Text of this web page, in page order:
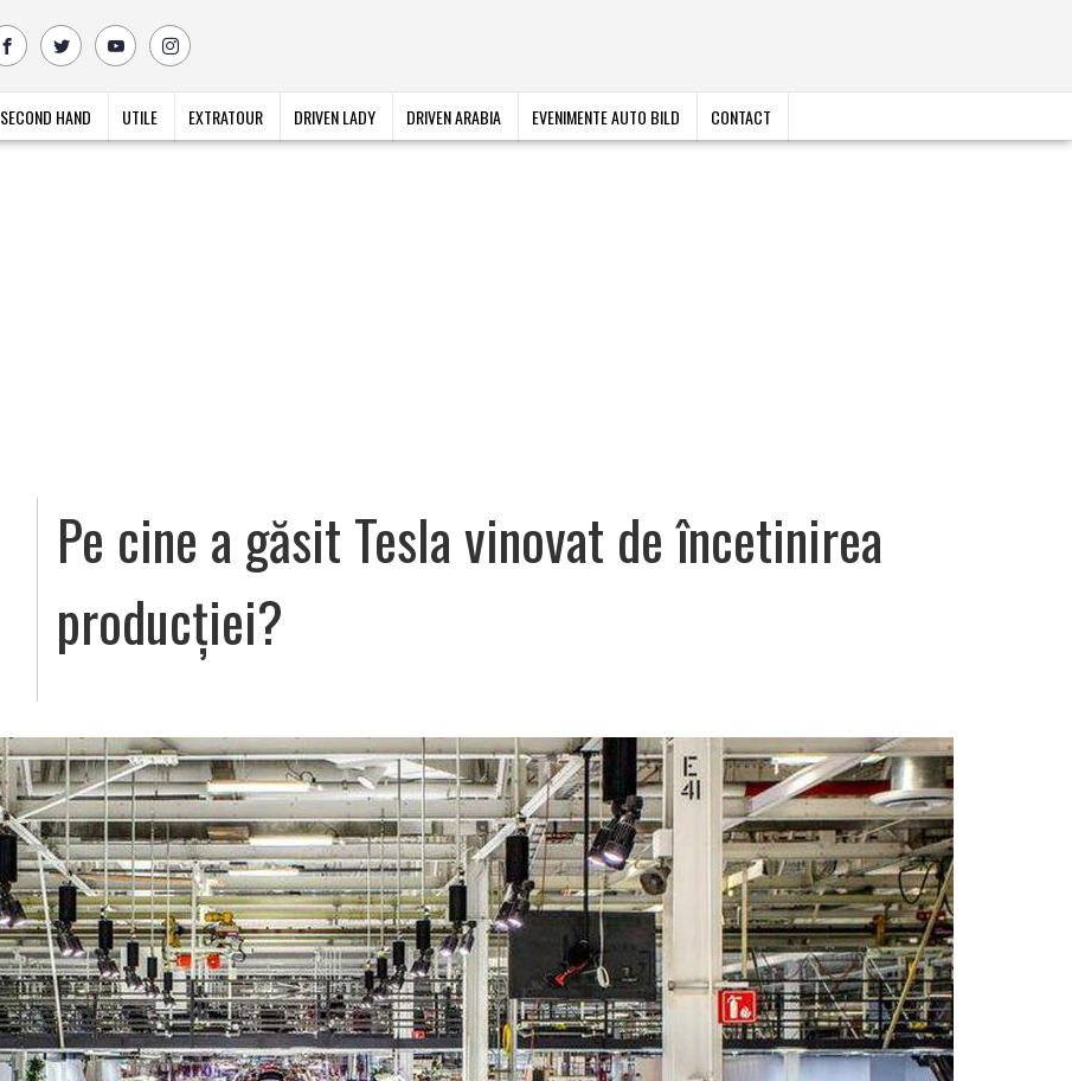
SECOND HAND UTILE EXTRATOUR DRIVEN LADY DRIVEN ARABIA EVENIMENTE AUTO BILD CONTACT
Pe cine a găsit Tesla vinovat de încetinirea
producției?